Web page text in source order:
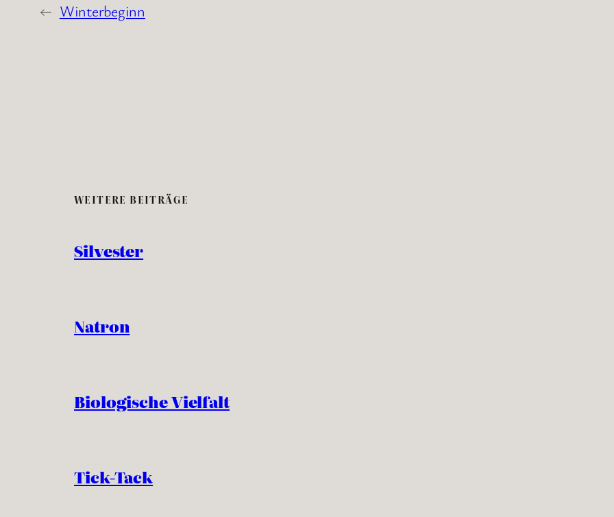
← Winterbeginn
WEITERE BEITRÄGE
Silvester
Natron
Biologische Vielfalt
Tick-Tack